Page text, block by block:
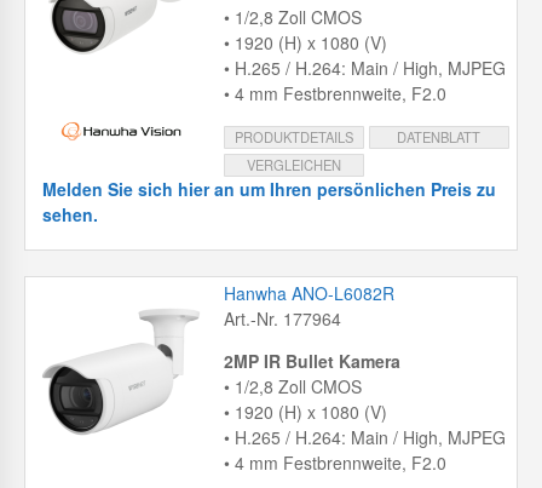
• 1/2,8 Zoll CMOS
• 1920 (H) x 1080 (V)
• H.265 / H.264: Main / High, MJPEG
• 4 mm Festbrennweite, F2.0
PRODUKTDETAILS
DATENBLATT
VERGLEICHEN
Melden Sie sich hier an um Ihren persönlichen Preis zu
sehen.
Hanwha ANO-L6082R
Art.-Nr. 177964
2MP IR Bullet Kamera
• 1/2,8 Zoll CMOS
• 1920 (H) x 1080 (V)
• H.265 / H.264: Main / High, MJPEG
• 4 mm Festbrennweite, F2.0